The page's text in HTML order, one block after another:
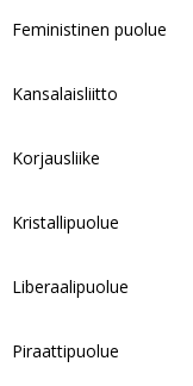
Feministinen puolue
Kansalaisliitto
Korjausliike
Kristallipuolue
Liberaalipuolue
Piraattipuolue